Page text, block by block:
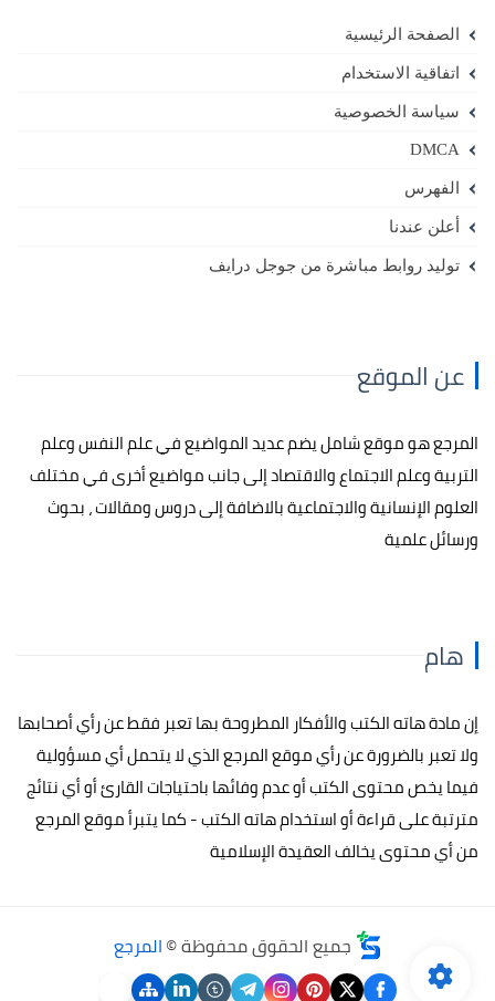
الصفحة الرئيسية
اتفاقية الاستخدام
سياسة الخصوصية
DMCA
الفهرس
أعلن عندنا
توليد روابط مباشرة من جوجل درايف
عن الموقع
المرجع هو موقع شامل يضم عديد المواضيع في علم النفس وعلم
التربية وعلم الاجتماع والاقتصاد إلى جانب مواضيع أخرى في مختلف
العلوم الإنسانية والاجتماعية بالاضافة إلى دروس ومقالات ، بحوث
ورسائل علمية
هام
إن مادة هاته الكتب والأفكار المطروحة بها تعبر فقط عن رأي أصحابها
ولا تعبر بالضرورة عن رأي موقع المرجع الذي لا يتحمل أي مسؤولية
فيما يخص محتوى الكتب أو عدم وفائها باحتياجات القارئ أو أي نتائج
مترتبة على قراءة أو استخدام هاته الكتب - كما يتبرأ موقع المرجع
من أي محتوى يخالف العقيدة الإسلامية
جميع الحقوق محفوظة ©المرجع